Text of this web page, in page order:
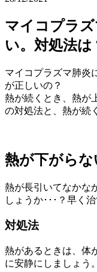
マイコプラ
い。対処法
マイコプラズマ肺炎
が正しいの？
熱が続くとき、熱が
の対処法と、熱が続
熱が下がら
熱が長引いてなかな
しょうか･･･？早く
対処法
熱があるときは、体
に安静にしましょう。